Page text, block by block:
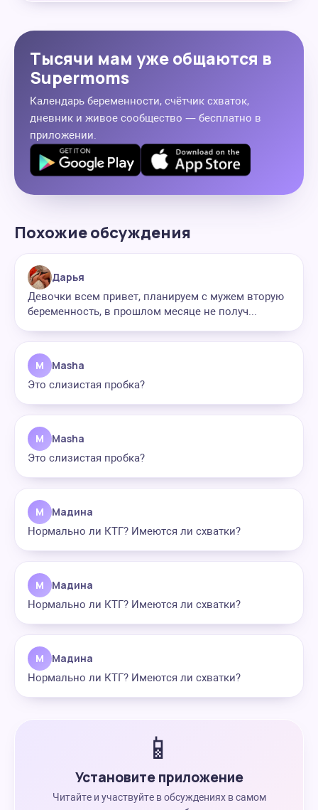
Тысячи мам уже общаются в
Supermoms
Календарь беременности, счётчик схваток,
дневник и живое сообщество — бесплатно в
приложении.
Похожие обсуждения
Дарья
Девочки всем привет, планируем с мужем вторую
беременность, в прошлом месяце не получ...
M Masha
Это слизистая пробка?
M Masha
Это слизистая пробка?
М Мадина
Нормально ли КТГ? Имеются ли схватки?
М Мадина
Нормально ли КТГ? Имеются ли схватки?
М Мадина
Нормально ли КТГ? Имеются ли схватки?
📱
Установите приложение
Читайте и участвуйте в обсуждениях в самом